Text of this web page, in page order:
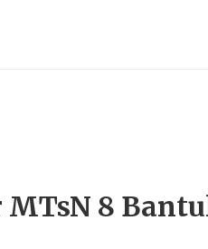
8